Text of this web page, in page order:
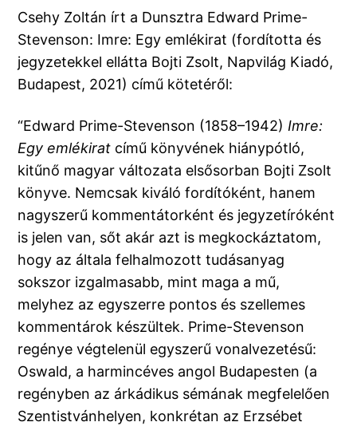
Csehy Zoltán írt a Dunsztra Edward Prime-
Stevenson: Imre: Egy emlékirat (fordította és
jegyzetekkel ellátta Bojti Zsolt, Napvilág Kiadó,
Budapest, 2021) című kötetéről:
“Edward Prime-Stevenson (1858–1942)Imre:
Egy emlékirat című könyvének hiánypótló,
kitűnő magyar változata elsősorban Bojti Zsolt
könyve. Nemcsak kiváló fordítóként, hanem
nagyszerű kommentátorként és jegyzetíróként
is jelen van, sőt akár azt is megkockáztatom,
hogy az általa felhalmozott tudásanyag
sokszor izgalmasabb, mint maga a mű,
melyhez az egyszerre pontos és szellemes
kommentárok készültek. Prime-Stevenson
regénye végtelenül egyszerű vonalvezetésű:
Oswald, a harmincéves angol Budapesten (a
regényben az árkádikus sémának megfelelően
Szentistvánhelyen, konkrétan az Erzsébet